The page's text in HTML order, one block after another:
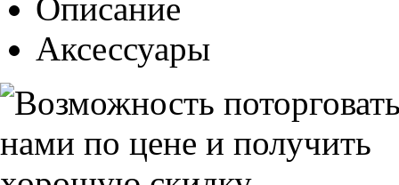
Описание
Аксессуары